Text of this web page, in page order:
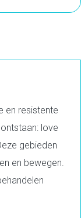
en resistente
love
gebieden
en bewegen.